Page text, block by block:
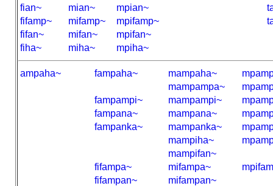
fian~
mian~ mpian~
fifamp~
mifamp~ mpifamp~
fifan~
mifan~
mpifan~
fiha~
miha~ mpiha~
ampaha~ fampaha~ mampaha~
mampampa~
fampampi~
mampampi~
fampana~
mampana~
fampanka~
mampanka~
mampiha~
mampifan~
fifampa~
mifampa~
fifampan~
mifampan~